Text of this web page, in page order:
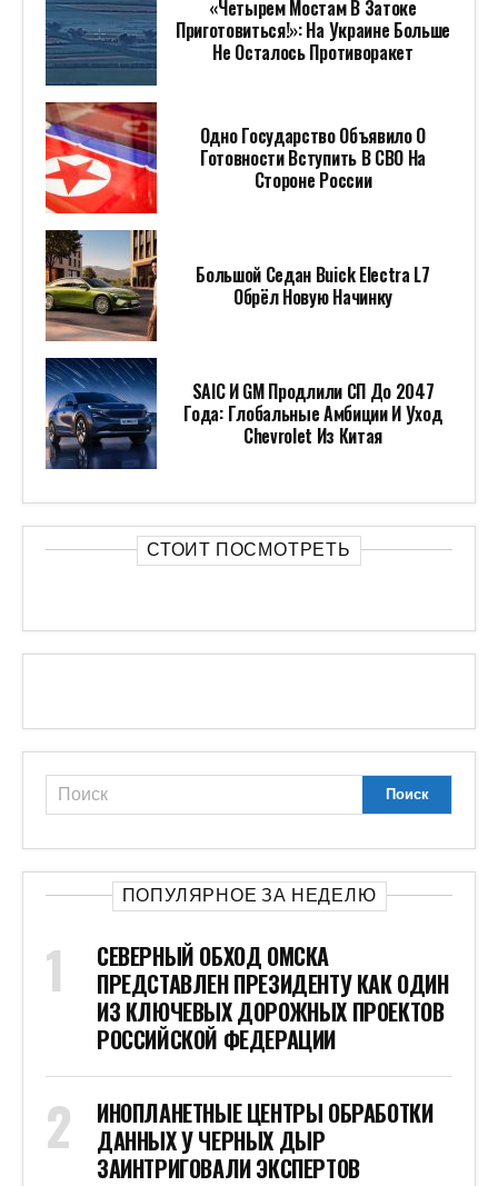
«Четырем Мостам В Затоке
Приготовиться!»: На Украине Больше
Не Осталось Противоракет
Одно Государство Объявило О
Готовности Вступить В СВО На
Стороне России
Большой Седан Buick Electra L7
Обрёл Новую Начинку
SAIC И GM Продлили СП До 2047
Года: Глобальные Амбиции И Уход
Chevrolet Из Китая
СТОИТ ПОСМОТРЕТЬ
ПОПУЛЯРНОЕ ЗА НЕДЕЛЮ
СЕВЕРНЫЙ ОБХОД ОМСКА
ПРЕДСТАВЛЕН ПРЕЗИДЕНТУ КАК ОДИН
ИЗ КЛЮЧЕВЫХ ДОРОЖНЫХ ПРОЕКТОВ
РОССИЙСКОЙ ФЕДЕРАЦИИ
ИНОПЛАНЕТНЫЕ ЦЕНТРЫ ОБРАБОТКИ
ДАННЫХ У ЧЕРНЫХ ДЫР
ЗАИНТРИГОВАЛИ ЭКСПЕРТОВ